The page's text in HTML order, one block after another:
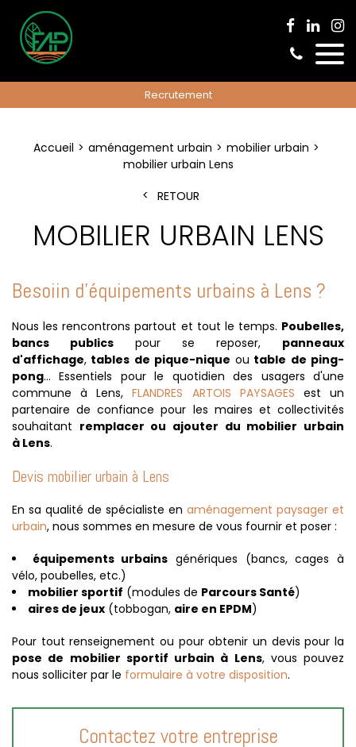
Recrutement
Accueil aménagement urbain
mobilier urbain
mobilier urbain Lens
RETOUR
MOBILIER URBAIN LENS
Besoiin d'équipements urbains à Lens ?
Nous les rencontrons partout et tout le temps. Poubelles,
bancs publics pour se reposer, panneaux
d'affichage, tables de pique-nique ou table de ping-
pong... Essentiels pour le quotidien des usagers d'une
commune à Lens,FLANDRES ARTOIS PAYSAGES est un
partenaire de confiance pour les maires et collectivités
souhaitant remplacer ou ajouter du mobilier urbain
à Lens.
Devis mobilier urbain à Lens
En sa qualité de spécialiste en aménagement paysager et
urbain, nous sommes en mesure de vous fournir et poser :
équipements urbains génériques (bancs, cages à
vélo, poubelles, etc.)
mobilier sportif (modules de Parcours Santé)
aires de jeux (tobbogan, aire en EPDM)
Pour tout renseignement ou pour obtenir un devis pour la
pose de mobilier sportif urbain à Lens, vous pouvez
nous solliciter par le formulaire à votre disposition.
Contactez votre entreprise